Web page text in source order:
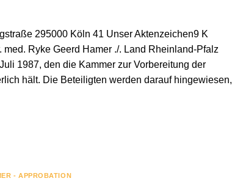
295000 Köln 41 Unser Aktenzeichen9 K
Ryke Geerd Hamer ./. Land Rheinland-Pfalz
1987, den die Kammer zur Vorbereitung der
hält. Die Beteiligten werden darauf hingewiesen,
- APPROBATION